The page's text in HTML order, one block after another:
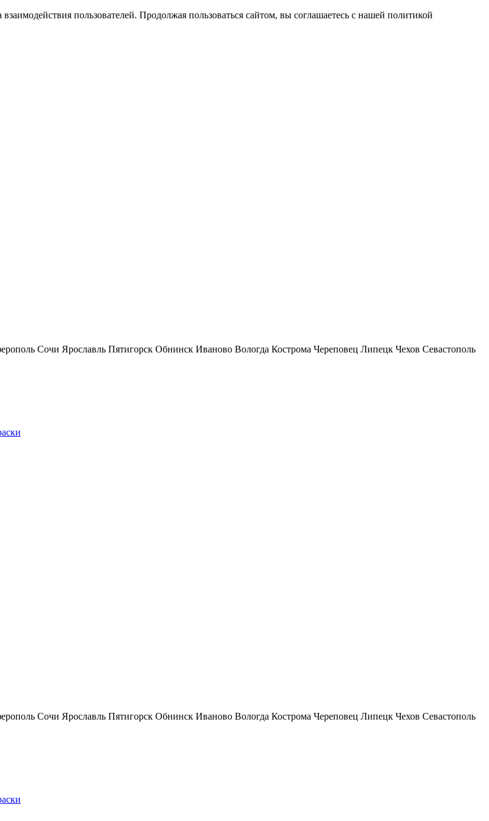
пользователей. Продолжая пользоваться сайтом, вы соглашаетесь с нашей политикой
Сочи Ярославль Пятигорск Обнинск Иваново Вологда Кострома Череповец Липецк Чехов Севастополь
Сочи Ярославль Пятигорск Обнинск Иваново Вологда Кострома Череповец Липецк Чехов Севастополь